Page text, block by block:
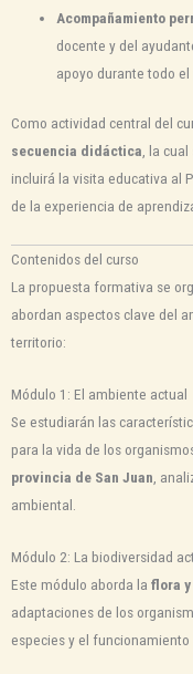
Acompañamiento
docente y del
apoyo durante todo
Como actividad central del
secuencia didáctica , la
incluirá la visita educativa al
de la experiencia de
Contenidos del curso
La propuesta formativa se
abordan aspectos clave del
territorio:
Módulo 1: El ambiente actual
Se estudiarán las
para la vida de los
provincia de San Juan ,
ambiental.
Módulo 2: La biodiversidad
Este módulo aborda la flora
adaptaciones de los
especies y el funcionamiento